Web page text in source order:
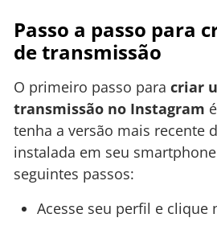
Passo a passo para
de transmissão
O primeiro passo para criar
transmissão no Instagram
tenha a versão mais recente
instalada em seu
seguintes passos:
Acesse seu perfil e clique